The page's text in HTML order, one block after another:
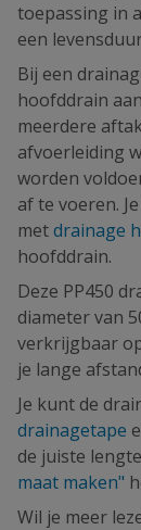
toepassing in
een
Bij een
hoofddrain
meerdere
afvoerleiding
worden
af te voeren.
metdrainage
hoofddrain.
Deze PP450
diameter van
verkrijgbaar
je lange
Je kunt de
drainagetape
de juiste
maat maken"
Wil je meer